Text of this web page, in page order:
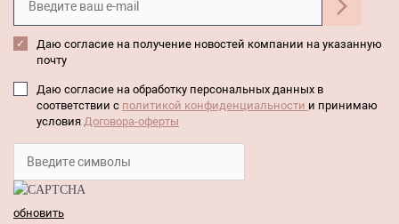
Даю согласие на получение новостей компании на указанную
почту
Даю согласие на обработку персональных данных в
соответствии с политикой конфиденциальности и принимаю
условия Договора-оферты
обновить